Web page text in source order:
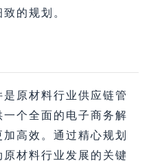
的规划。
原材料行业供应链管
个全面的电子商务解
高效。通过精心规划
材料行业发展的关键